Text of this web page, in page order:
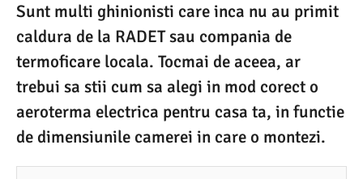
2
0
1
3
.
1
1
1
.
2
0
2
Sunt multi ghinionisti care inca nu au primit
caldura de la RADET sau compania de
termoficare locala. Tocmai de aceea, ar
trebui sa stii cum sa alegi in mod corect o
aeroterma electrica pentru casa ta, in functie
de dimensiunile camerei in care o montezi.